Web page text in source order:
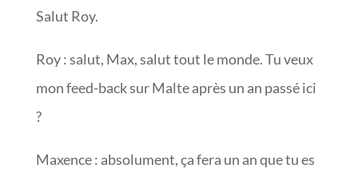
Salut Roy.
Roy : salut, Max, salut tout le monde. Tu veux
mon feed-back sur Malte après un an passé ici
?
Maxence : absolument, ça fera un an que tu es